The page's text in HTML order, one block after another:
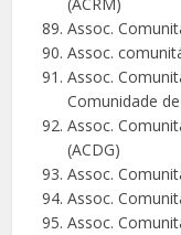
Assoc.
Assoc.
Assoc.
Comunidade
Assoc.
(ACDG)
Assoc.
Assoc.
Assoc.